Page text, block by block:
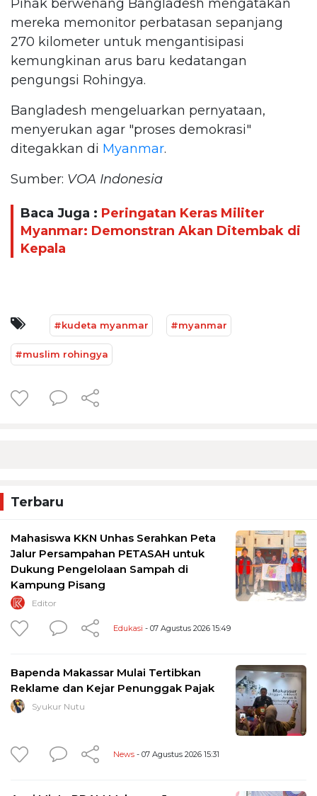
Pihak berwenang Bangladesh mengatakan
mereka memonitor perbatasan sepanjang
270 kilometer untuk mengantisipasi
kemungkinan arus baru kedatangan
pengungsi Rohingya.
Bangladesh mengeluarkan pernyataan,
menyerukan agar "proses demokrasi"
ditegakkan di Myanmar.
Sumber: VOA Indonesia
Baca Juga : Peringatan Keras Militer
Myanmar: Demonstran Akan Ditembak di
Kepala
#kudeta myanmar #myanmar
#muslim rohingya
Terbaru
Mahasiswa KKN Unhas Serahkan Peta
Jalur Persampahan PETASAH untuk
Dukung Pengelolaan Sampah di
Kampung Pisang
Editor
Edukasi - 07 Agustus 2026 15:49
Bapenda Makassar Mulai Tertibkan
Reklame dan Kejar Penunggak Pajak
Syukur Nutu
News - 07 Agustus 2026 15:31